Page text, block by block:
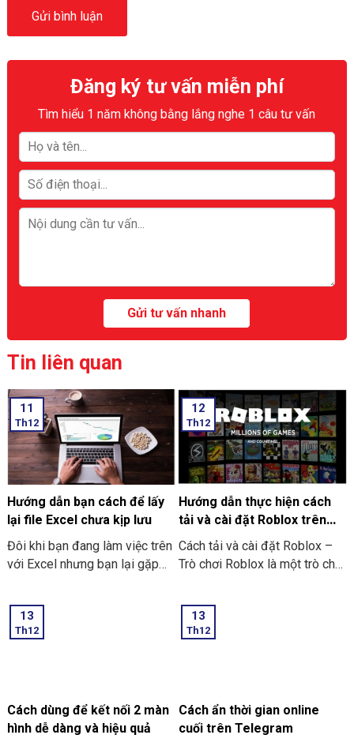
Đăng ký tư vấn miễn phí
Tìm hiểu 1 năm không bằng lắng nghe 1 câu tư vấn
Tin liên quan
11
Th12
Hướng dẫn bạn cách để lấy
lại file Excel chưa kịp lưu
Đôi khi bạn đang làm việc trên
với Excel nhưng bạn lại gặp
lưu hay laptop tắt nguồn đột
ngột làm cho bạn chưa thể kịp
đơn giản và dễ thực hiện.
12
Th12
Hướng dẫn thực hiện cách
tải và cài đặt Roblox trên
máy tính thật đơn giản
Cách tải và cài đặt Roblox –
Trò chơi Roblox là một trò chơi
và trải nghiệm không gian vô
cùng mới lạ trên máy tính của
cách tải và cài đặt Roblox trên
máy tính thật đơn giản.
13
Th12
Cách dùng để kết nối 2 màn
hình dễ dàng và hiệu quả
13
Th12
Cách ẩn thời gian online
cuối trên Telegram